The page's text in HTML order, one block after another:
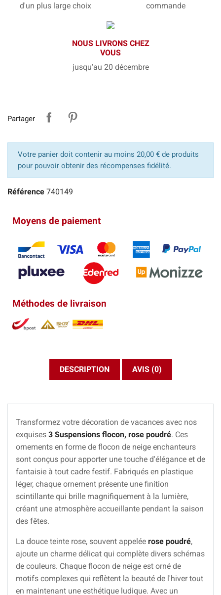
d'un plus large choix
commande
NOUS LIVRONS CHEZ
VOUS
jusqu'au 20 décembre
Partager
Votre panier doit contenir au moins 20,00 € de produits
pour pouvoir obtenir des récompenses fidélité.
Référence 740149
Moyens de paiement
Méthodes de livraison
DESCRIPTION AVIS (0)
Transformez votre décoration de vacances avec nos
exquises 3 Suspensions flocon, rose poudré. Ces
ornements en forme de flocon de neige enchanteurs
sont conçus pour apporter une touche d'élégance et de
fantaisie à tout cadre festif. Fabriqués en plastique
léger, chaque ornement présente une finition
scintillante qui brille magnifiquement à la lumière,
créant une atmosphère accueillante pendant la saison
des fêtes.
La douce teinte rose, souvent appelée rose poudré,
ajoute un charme délicat qui complète divers schémas
de couleurs. Chaque flocon de neige est orné de
motifs complexes qui reflètent la beauté de l'hiver tout
en maintenant une esthétique ludique. Avec un